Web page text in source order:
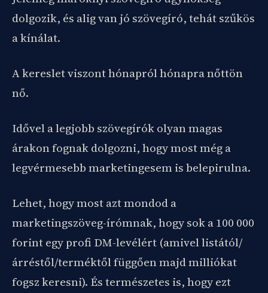
dolgozik, és alig van jó szövegíró, tehát szűkös
a kínálat.
A kereslet viszont hónapról hónapra nőttön
nő.
Idővel a legjobb szövegírók olyan magas
árakon fognak dolgozni, hogy most még a
legvérmesebb marketingesem is belepirulna.
Lehet, hogy most azt mondod a
marketingszöveg-írómnak, hogy sok a 100 000
forint egy profi DM-levélért (amivel listától/
árréstől/terméktől függően majd milliókat
fogsz keresni). És természetes is, hogy ezt